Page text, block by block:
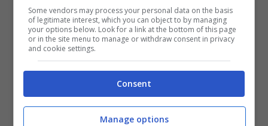
L’importante riconoscimento ottenuto
potrebbe essere d’aiuto anche
all’economia della città, che soffre le
conseguenze della pandemia. “
Some vendors may process your personal data on the basis
of legitimate interest, which you can object to by managing
your options below. Look for a link at the bottom of this page
or in the site menu to manage or withdraw consent in privacy
and cookie settings.
Consent
Manage options